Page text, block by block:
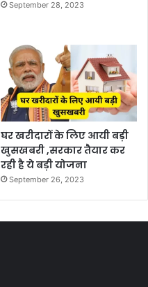
September 28, 2023
घर खरीदारों के लिए आयी बड़ी
खुसखबरी ,सरकार तैयार कर
रही है ये बड़ी योजना
September 26, 2023